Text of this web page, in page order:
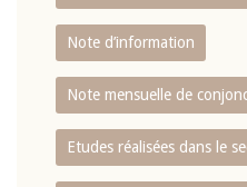
Note d’information
Note mensuelle de
Etudes réalisées dans le